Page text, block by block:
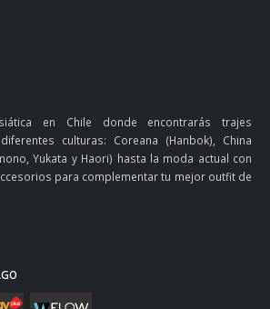
en Chile donde encontrarás trajes
culturas: Coreana (Hanbok), China
Yukata y Haori) hasta la moda actual con
para complementar tu mejor outfit de